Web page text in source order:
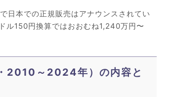
日本での正規販売はアナウンスされてい
ル150円換算ではおおむね1,240万円〜
2010～2024年）の内容と